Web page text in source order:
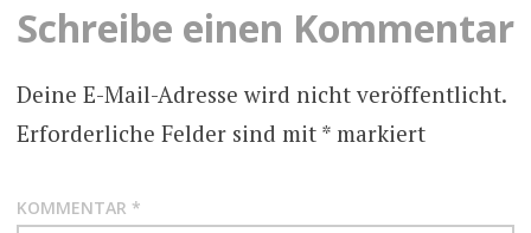
Schreibe einen Kommentar
Deine E-Mail-Adresse wird nicht veröffentlicht.
Erforderliche Felder sind mit *markiert
KOMMENTAR *